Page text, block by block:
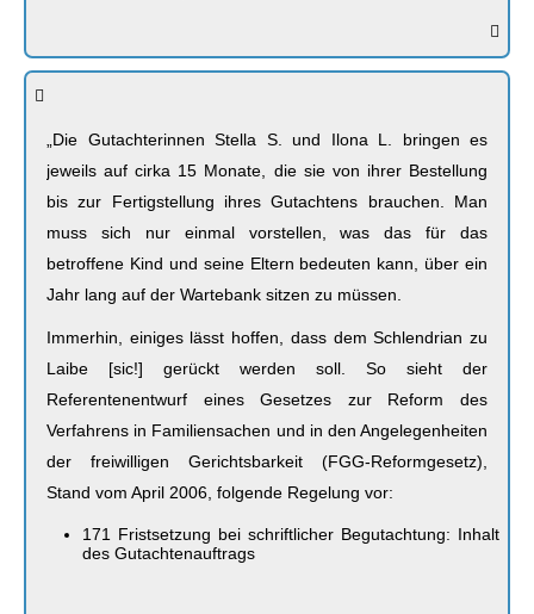
„Die Gutachterinnen Stella S. und Ilona L. bringen es
jeweils auf cirka 15 Monate, die sie von ihrer Bestellung
bis zur Fertigstellung ihres Gutachtens brauchen. Man
muss sich nur einmal vorstellen, was das für das
betroffene Kind und seine Eltern bedeuten kann, über ein
Jahr lang auf der Wartebank sitzen zu müssen.
Immerhin, einiges lässt hoffen, dass dem Schlendrian zu
Laibe [sic!] gerückt werden soll. So sieht der
Referentenentwurf eines Gesetzes zur Reform des
Verfahrens in Familiensachen und in den Angelegenheiten
der freiwilligen Gerichtsbarkeit (FGG-Reformgesetz),
Stand vom April 2006, folgende Regelung vor:
171 Fristsetzung bei schriftlicher Begutachtung: Inhalt
des Gutachtenauftrags